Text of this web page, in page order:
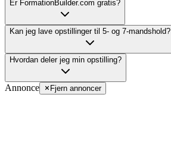
Er FormationBuilder.com gratis?
Kan jeg lave opstillinger til 5- og 7-mandshold?
Hvordan deler jeg min opstilling?
Annonce Fjern annoncer